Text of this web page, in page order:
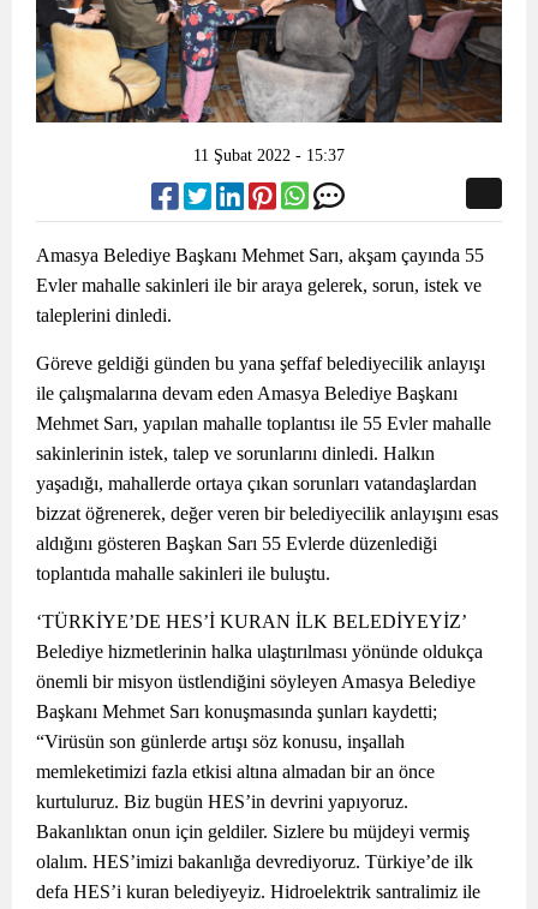
11 Şubat 2022 - 15:37
Amasya Belediye Başkanı Mehmet Sarı, akşam çayında 55
Evler mahalle sakinleri ile bir araya gelerek, sorun, istek ve
taleplerini dinledi.
Göreve geldiği günden bu yana şeffaf belediyecilik anlayışı
ile çalışmalarına devam eden Amasya Belediye Başkanı
Mehmet Sarı, yapılan mahalle toplantısı ile 55 Evler mahalle
sakinlerinin istek, talep ve sorunlarını dinledi. Halkın
yaşadığı, mahallerde ortaya çıkan sorunları vatandaşlardan
bizzat öğrenerek, değer veren bir belediyecilik anlayışını esas
aldığını gösteren Başkan Sarı 55 Evlerde düzenlediği
toplantıda mahalle sakinleri ile buluştu.
‘TÜRKİYE’DE HES’İ KURAN İLK BELEDİYEYİZ’
Belediye hizmetlerinin halka ulaştırılması yönünde oldukça
önemli bir misyon üstlendiğini söyleyen Amasya Belediye
Başkanı Mehmet Sarı konuşmasında şunları kaydetti;
“Virüsün son günlerde artışı söz konusu, inşallah
memleketimizi fazla etkisi altına almadan bir an önce
kurtuluruz. Biz bugün HES’in devrini yapıyoruz.
Bakanlıktan onun için geldiler. Sizlere bu müjdeyi vermiş
olalım. HES’imizi bakanlığa devrediyoruz. Türkiye’de ilk
defa HES’i kuran belediyeyiz. Hidroelektrik santralimiz ile